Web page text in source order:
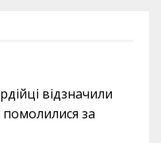
відзначили
за